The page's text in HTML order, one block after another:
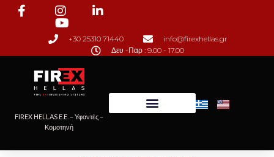
Μεταπηδήστε
+30 25310 71440
info@firexhellas.gr
Δευ -Παρ : 9.00 - 17.00
FIREX HELLAS E.E. – Υφαντές –
Κομοτηνή